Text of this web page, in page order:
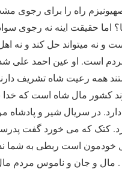
راه را برای رجوی
اما حقیقت اینه نه رجوی
و نه میتواند حل کند و نه
مردم است. او عین احمد علی
همه رعیت شاه تشریف
کشور مال شاه است که خدا
در سریال شیر و پادشاه
کتک که می خورد گفت
خودمون است ربطی به شما
. مال و جان و ناموس مردم